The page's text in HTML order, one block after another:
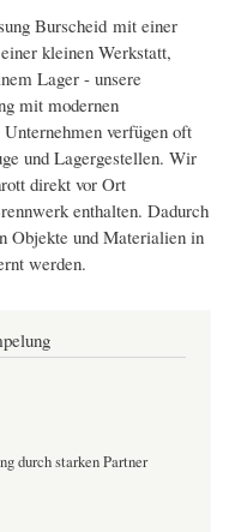
Burscheid mit einer
kleinen Werkstatt,
Lager - unsere
mit modernen
verfügen oft
und Lagergestellen. Wir
direkt vor Ort
enthalten. Dadurch
Objekte und Materialien in
werden.
durch starken Partner